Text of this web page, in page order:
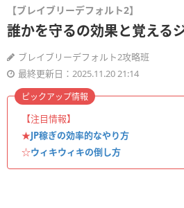
【ブレイブリーデフォルト2】
誰かを守るの効果と覚える
ブレイブリーデフォルト2攻略班
最終更新日：2025.11.20 21:14
【注目情報】
★JP稼ぎの効率的なやり方
☆ウィキウィキの倒し方
ピックアップ情報